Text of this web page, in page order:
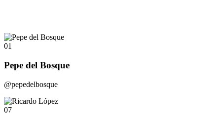
01
Pepe del Bosque
@pepedelbosque
07